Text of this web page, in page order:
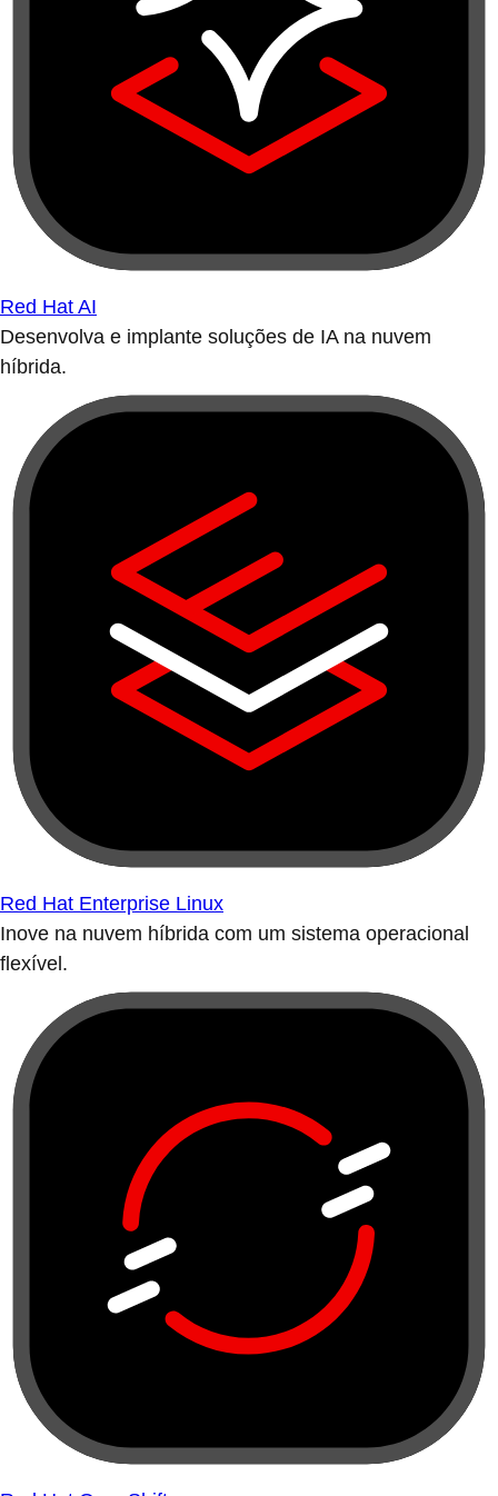
Red Hat AI
Desenvolva e implante soluções de IA na nuvem
híbrida.
Red Hat Enterprise Linux
Inove na nuvem híbrida com um sistema operacional
flexível.